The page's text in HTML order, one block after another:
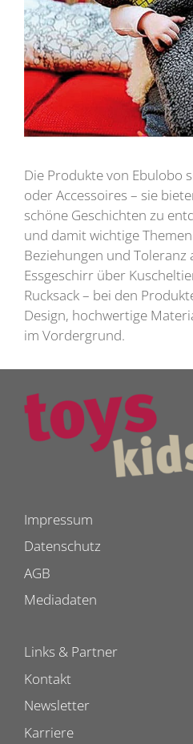
Die Produkte von Ebulobo
oder Accessoires – sie
schöne Geschichten zu
und damit wichtige
Beziehungen und Toleranz
Essgeschirr über
Rucksack – bei den
Design, hochwertige
im Vordergrund.
Impressum
Datenschutz
AGB
Mediadaten
Links & Partner
Kontakt
Newsletter
Karriere